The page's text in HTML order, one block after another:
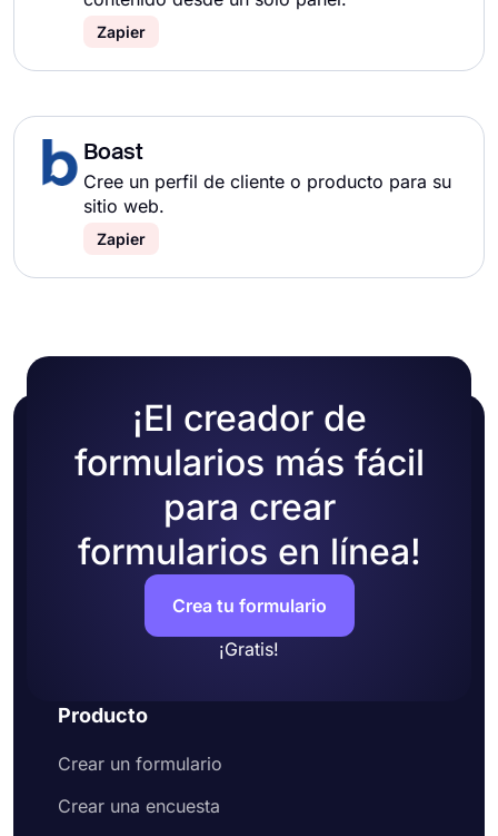
Zapier
Boast
Cree un perfil de cliente o producto para su
sitio web.
Zapier
¡El creador de
formularios más fácil
para crear
formularios en línea!
Crea tu formulario
¡Gratis!
Producto
Crear un formulario
Crear una encuesta